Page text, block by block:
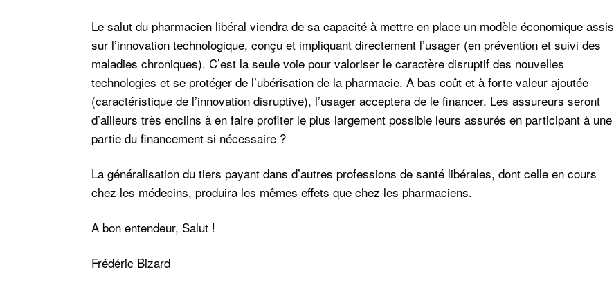
Le salut du pharmacien libéral viendra de sa capacité à mettre en place un modèle économique assis
sur l’innovation technologique, conçu et impliquant directement l’usager (en prévention et suivi des
maladies chroniques). C’est la seule voie pour valoriser le caractère disruptif des nouvelles
technologies et se protéger de l’ubérisation de la pharmacie. A bas coût et à forte valeur ajoutée
(caractéristique de l’innovation disruptive), l’usager acceptera de le financer. Les assureurs seront
d’ailleurs très enclins à en faire profiter le plus largement possible leurs assurés en participant à une
partie du financement si nécessaire ?
La généralisation du tiers payant dans d’autres professions de santé libérales, dont celle en cours
chez les médecins, produira les mêmes effets que chez les pharmaciens.
A bon entendeur, Salut !
Frédéric Bizard